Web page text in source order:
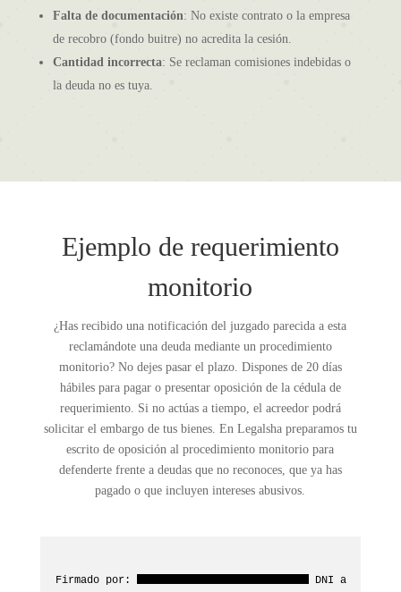
Falta de documentación: No existe contrato o la empresa
de recobro (fondo buitre) no acredita la cesión.
Cantidad incorrecta: Se reclaman comisiones indebidas o
la deuda no es tuya.
Ejemplo de requerimiento
monitorio
¿Has recibido una notificación del juzgado parecida a esta
reclamándote una deuda mediante un procedimiento
monitorio? No dejes pasar el plazo. Dispones de 20 días
hábiles para pagar o presentar oposición de la cédula de
requerimiento. Si no actúas a tiempo, el acreedor podrá
solicitar el embargo de tus bienes. En Legalsha preparamos tu
escrito de oposición al procedimiento monitorio para
defenderte frente a deudas que no reconoces, que ya has
pagado o que incluyen intereses abusivos.
Firmado por:
DNI a